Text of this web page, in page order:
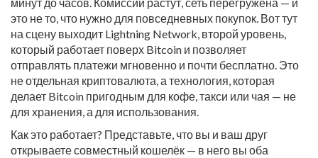
это не то, что нужно для повседневных покупок. Вот тут
на сцену выходит Lightning Network, второй уровень,
который работает поверх Bitcoin и позволяет
отправлять платежи мгновенно и почти бесплатно. Это
не отдельная криптовалюта, а технология, которая
делает Bitcoin пригодным для кофе, такси или чая — не
для хранения, а для использования.
Как это работает? Представьте, что вы и ваш друг
открываете совместный кошелёк — в него вы оба